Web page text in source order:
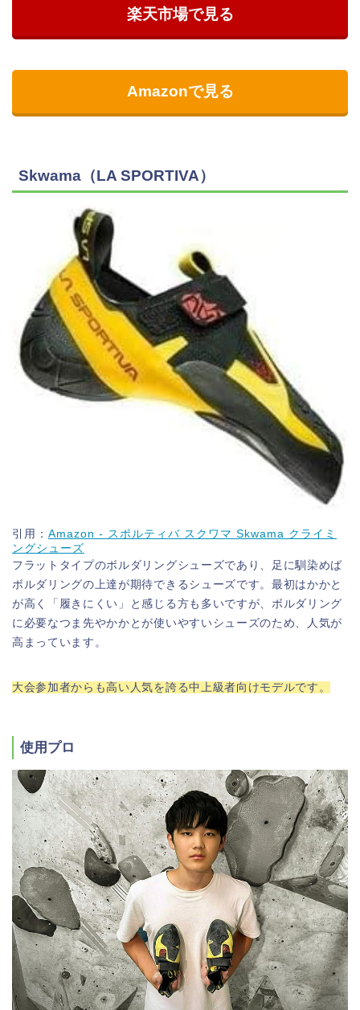
楽天市場で見る
Amazonで見る
Skwama（LA SPORTIVA）
引用： Amazon - スポルティバ スクワマ Skwama クライミ
ングシューズ
フラットタイプのボルダリングシューズであり、足に馴染めば
ボルダリングの上達が期待できるシューズです。最初はかかと
が高く「履きにくい」と感じる方も多いですが、ボルダリング
に必要なつま先やかかとが使いやすいシューズのため、人気が
高まっています。
大会参加者からも高い人気を誇る中上級者向けモデルです。
使用プロ